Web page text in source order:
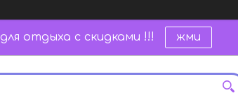
отдыха с скидками !!! жми